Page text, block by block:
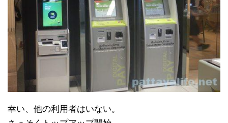
幸い、他の利用者はいない。